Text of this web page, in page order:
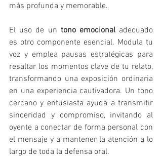
más profunda y memorable.
El uso de un tono emocional adecuado
es otro componente esencial. Modula tu
voz y emplea pausas estratégicas para
resaltar los momentos clave de tu relato,
transformando una exposición ordinaria
en una experiencia cautivadora. Un tono
cercano y entusiasta ayuda a transmitir
sinceridad y compromiso, invitando al
oyente a conectar de forma personal con
el mensaje y a mantener la atención a lo
largo de toda la defensa oral.